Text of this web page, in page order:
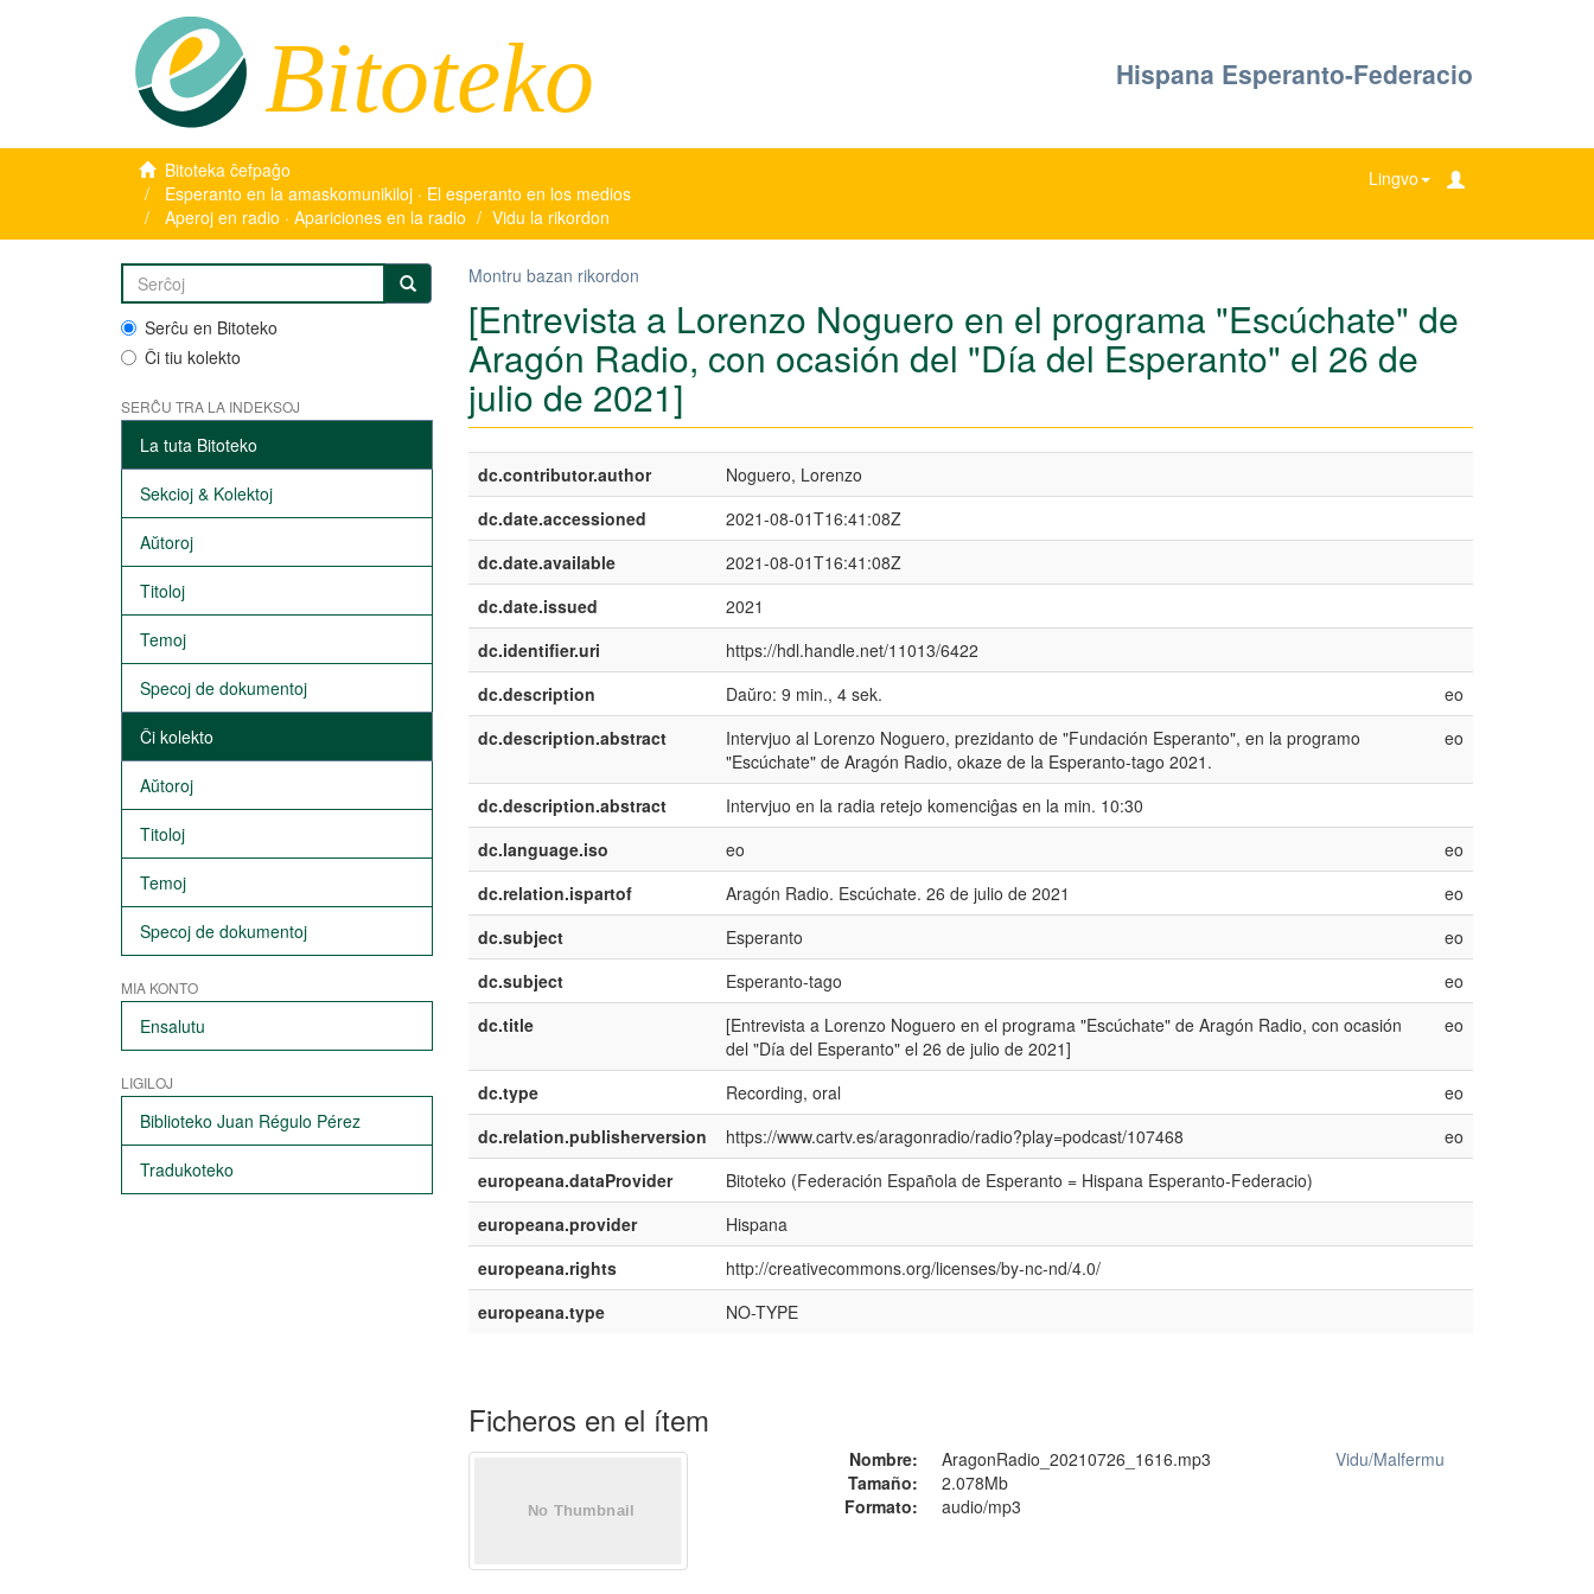
Bitoteko Hispana Esperanto-Federacio
Bitoteka ĉefpaĝo
Esperanto en la amaskomunikiloj · El esperanto en los medios
Aperoj en radio · Apariciones en la radio
Vidu la rikordon
Lingvo
Serĉu en Bitoteko
Ĉi tiu kolekto
SERĈU TRA LA INDEKSOJ
La tuta Bitoteko
Sekcioj & Kolektoj
Aŭtoroj
Titoloj
Temoj
Specoj de dokumentoj
Ĉi kolekto
Aŭtoroj
Titoloj
Temoj
Specoj de dokumentoj
MIA KONTO
Ensalutu
LIGILOJ
Biblioteko Juan Régulo Pérez
Tradukoteko
Montru bazan rikordon
[Entrevista a Lorenzo Noguero en el programa "Escúchate" de
Aragón Radio, con ocasión del "Día del Esperanto" el 26 de
julio de 2021]
dc.contributor.author
Noguero, Lorenzo
dc.date.accessioned
2021-08-01T16:41:08Z
dc.date.available
2021-08-01T16:41:08Z
dc.date.issued
2021
dc.identifier.uri
https://hdl.handle.net/11013/6422
dc.description
Daŭro: 9 min., 4 sek.
eo
dc.description.abstract
Intervjuo al Lorenzo Noguero, prezidanto de "Fundación Esperanto", en la programo
"Escúchate" de Aragón Radio, okaze de la Esperanto-tago 2021.
eo
dc.description.abstract
Intervjuo en la radia retejo komenciĝas en la min. 10:30
dc.language.iso
eo
eo
dc.relation.ispartof
Aragón Radio. Escúchate. 26 de julio de 2021
eo
dc.subject
Esperanto
eo
dc.subject
Esperanto-tago
eo
dc.title
[Entrevista a Lorenzo Noguero en el programa "Escúchate" de Aragón Radio, con ocasión
del "Día del Esperanto" el 26 de julio de 2021]
eo
dc.type Recording, oral
eo
dc.relation.publisherversion
https://www.cartv.es/aragonradio/radio?play=podcast/107468
eo
europeana.dataProvider
Bitoteko (Federación Española de Esperanto = Hispana Esperanto-Federacio)
europeana.provider
Hispana
europeana.rights
http://creativecommons.org/licenses/by-nc-nd/4.0/
europeana.type
NO-TYPE
Ficheros en el ítem
Nombre:
AragonRadio_20210726_1616.mp3
Tamaño:
2.078Mb
Formato:
audio/mp3
Vidu/Malfermu